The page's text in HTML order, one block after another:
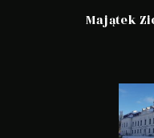
Majątek